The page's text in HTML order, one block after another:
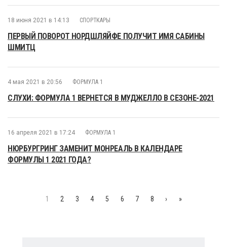
18 июня 2021 в 14:13 СПОРТКАРЫ
ПЕРВЫЙ ПОВОРОТ НОРДШЛЯЙФЕ ПОЛУЧИТ ИМЯ САБИНЫ
ШМИТЦ
4 мая 2021 в 20:56 ФОРМУЛА 1
СЛУХИ: ФОРМУЛА 1 ВЕРНЕТСЯ В МУДЖЕЛЛО В СЕЗОНЕ-2021
16 апреля 2021 в 17:24 ФОРМУЛА 1
НЮРБУРГРИНГ ЗАМЕНИТ МОНРЕАЛЬ В КАЛЕНДАРЕ
ФОРМУЛЫ 1 2021 ГОДА?
1 2 3 4 5 6 7 8 › »